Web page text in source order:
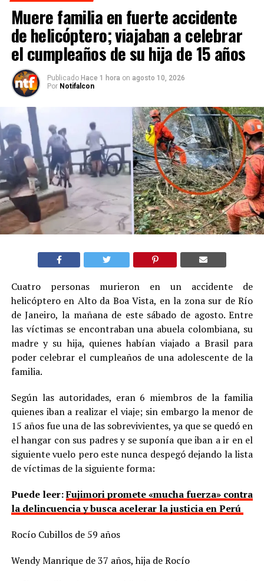
Muere familia en fuerte accidente
de helicóptero; viajaban a celebrar
el cumpleaños de su hija de 15 años
Publicado Hace 1 hora on agosto 10, 2026
Por Notifalcon
Cuatro personas murieron en un accidente de
helicóptero en Alto da Boa Vista, en la zona sur de Río
de Janeiro, la mañana de este sábado de agosto. Entre
las víctimas se encontraban una abuela colombiana, su
madre y su hija, quienes habían viajado a Brasil para
poder celebrar el cumpleaños de una adolescente de la
familia.
Según las autoridades, eran 6 miembros de la familia
quienes iban a realizar el viaje; sin embargo la menor de
15 años fue una de las sobrevivientes, ya que se quedó en
el hangar con sus padres y se suponía que iban a ir en el
siguiente vuelo pero este nunca despegó dejando la lista
de víctimas de la siguiente forma:
Puede leer:Fujimori promete «mucha fuerza» contra
la delincuencia y busca acelerar la justicia en Perú
Rocío Cubillos de 59 años
Wendy Manrique de 37 años, hija de Rocío